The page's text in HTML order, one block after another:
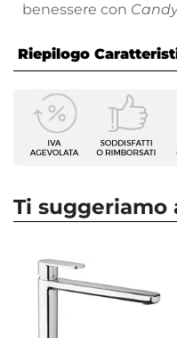
benessere con
Riepilogo
Caratteristiche
Tipologia Set
Lavabo - Bidet -
Marca
Serie
Candy
Ti suggeriamo